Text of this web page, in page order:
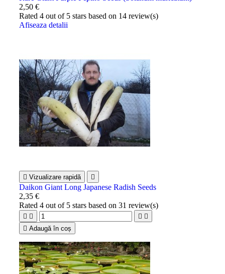
2,50 €
Rated4 out of 5 stars based on 14 review(s)
Afiseaza detalii
 Vizualizare rapidă 
Daikon Giant Long Japanese Radish Seeds
2,35 €
Rated4 out of 5 stars based on31 review(s)
   
 Adaugă în coș